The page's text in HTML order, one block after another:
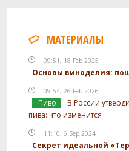
МАТЕРИАЛЫ
09:51, 18 Feb 2025
Основы виноделия:
09:54, 26 Feb 2026
Пиво
В России
пива: что изменится
11:10, 6 Sep 2024
Секрет идеальной